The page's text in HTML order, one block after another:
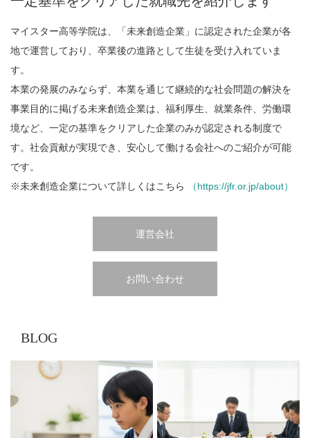
マイスター高等学院は、「未来創造企業」に認定された企業が各
地で運営しており、卒業後の進路として生徒を受け入れていま
す。
本業の発展のみならず、本業を通じて継続的な社会問題の解決を
事業目的に掲げる未来創造企業は、福利厚生、就業条件、労働環
境など、一定の基準をクリアした企業のみが認定される制度で
す。社会貢献が実現でき、安心して働ける会社へのご紹介が可能
です。
※未来創造企業について詳しくはこちら
（https://jfr.or.jp/about）
運営会社
お問い合わせ
BLOG